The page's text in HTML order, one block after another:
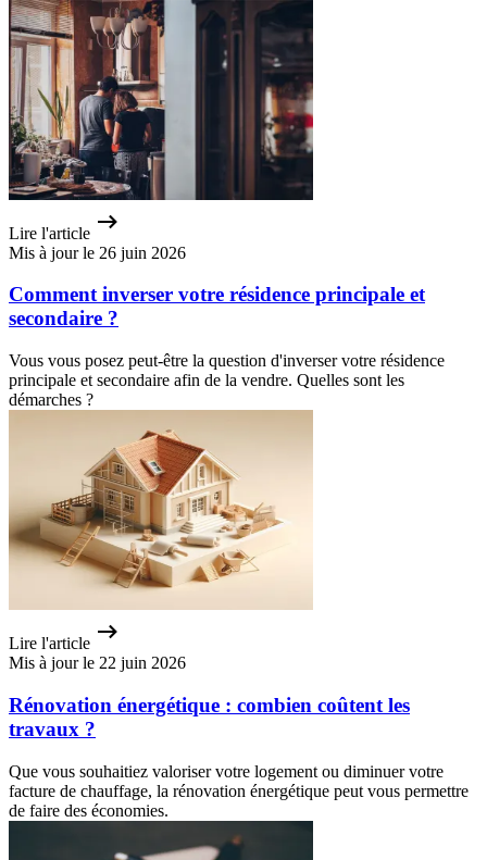
Lire l'article
Mis à jour le 26 juin 2026
Comment inverser votre résidence principale et
secondaire ?
Vous vous posez peut-être la question d'inverser votre résidence
principale et secondaire afin de la vendre. Quelles sont les
démarches ?
Lire l'article
Mis à jour le 22 juin 2026
Rénovation énergétique : combien coûtent les
travaux ?
Que vous souhaitiez valoriser votre logement ou diminuer votre
facture de chauffage, la rénovation énergétique peut vous permettre
de faire des économies.